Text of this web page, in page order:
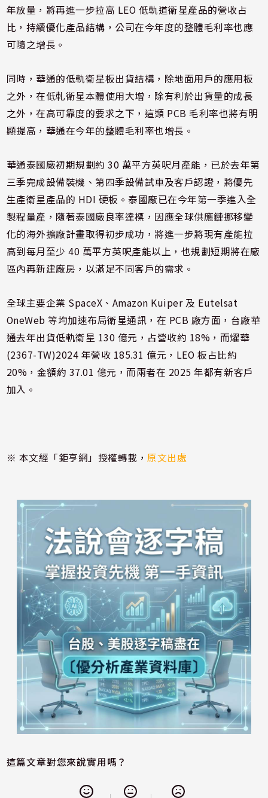
年放量，將再進一步拉高 LEO 低軌道衛星產品的營收占
比，持續優化產品結構，公司在今年度的整體毛利率也應
可隨之增長。
同時，華通的低軌衛星板出貨結構，除地面用戶的應用板
之外，在低軋衛星本體使用大增，除有利於出貨量的成長
之外，在高可靠度的要求之下，這類 PCB 毛利率也將有明
顯提高，華通在今年的整體毛利率也增長。
華通泰國廠初期規劃約 30 萬平方英呎月產能，已於去年第
三季完成設備裝機、第四季設備試車及客戶認證，將優先
生產衛星產品的 HDI 硬板。泰國廠已在今年第一季進入全
製程量產，隨著泰國廠良率達標，因應全球供應鏈挪移變
化的海外擴廠計畫取得初步成功，將進一步將現有產能拉
高到每月至少 40 萬平方英呎產能以上，也規劃短期將在廠
區內再新建廠房，以滿足不同客戶的需求。
全球主要企業 SpaceX、Amazon Kuiper 及 Eutelsat
OneWeb 等均加速布局衛星通訊，在 PCB 廠方面，台廠華
通去年出貨低軌衛星 130 億元，占營收約 18%，而燿華
(2367-TW)2024 年營收 185.31 億元，LEO 板占比約
20%，金額約 37.01 億元，而兩者在 2025 年都有新客戶
加入。
※ 本文經「鉅亨網」授權轉載，原文出處
這篇文章對您來說實用嗎？